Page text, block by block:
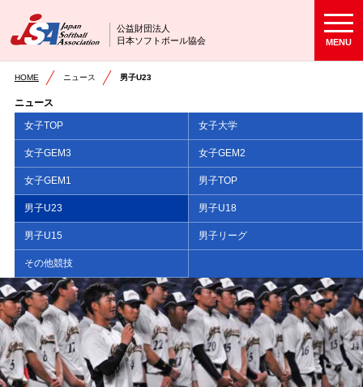
公益財団法人
日本ソフトボール協会
MENU
HOME ニュース 男子U23
ニュース
女子TOP
女子大学
女子GEM3 女子GEM2
女子GEM1 男子TOP
男子U23 男子U18
男子U15 男子リーグ
その他競技